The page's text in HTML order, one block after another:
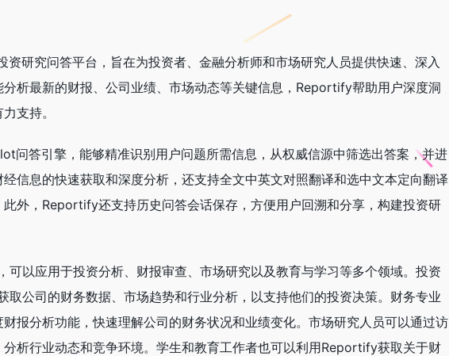
研究问答平台，旨在为投资者、金融分析师和市场研究人员提供快速、深入
析最新的财报、公司业绩、市场动态等关键信息，Reportify帮助用户深度洞
支持。
问答引擎，能够精准识别用户问题所需信息，从权威信源中筛选出答案，并进
信息的快速获取和深度分析，还支持全文中英文对照翻译和选中文本定向翻译
外，Reportify还支持历史问答会话保存，方便用户回溯和分享，构建投资研
以应用于投资分析、财报审查、市场研究以及教育与学习等多个领域。投资
公司的财务数据、市场趋势和行业分析，以支持他们的投资决策。财务专业
报分析功能，快速理解公司的财务状况和业绩变化。市场研究人员可以通过访
析行业动态和竞争环境。学生和教育工作者也可以利用Reportify获取关于财